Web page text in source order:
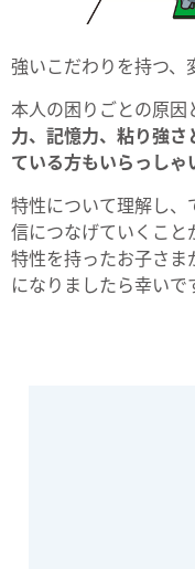
強いこだわりを持つ、
本人の困りごとの原因
力、記憶力、粘り強
ている方もいらっしゃ
特性について理解し、
信につなげていくこと
特性を持ったお子さ
になりましたら幸いで